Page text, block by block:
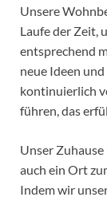
Unsere
Laufe der Zeit,
entsprechend
neue Ideen
kontinuierlich
führen, das
Unser
auch ein Ort
Indem wir